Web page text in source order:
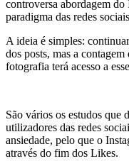
controversa abordagem do
paradigma das redes
A ideia é simples:
dos posts, mas a contagem
fotografia terá acesso a
São vários os estudos que
utilizadores das redes
ansiedade, pelo que o
através do fim dos Likes.